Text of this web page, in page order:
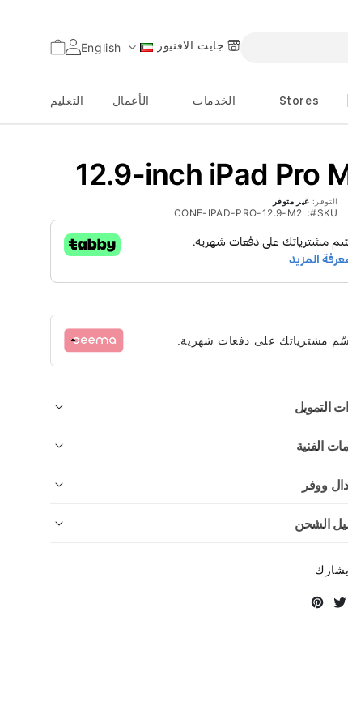
اللغة English جايت الافنيوز السلة
Stores الخدمات الأعمال التعليم
12.9-inch iPad Pro
التوفر: غير متوفر
SKU
CONF-IPAD-PRO-12.9-M2
مشترياتك على دفعات شهرية.
التمويل
الفنية
ووفر
الشحن
يشارك
Twitter
Instagram